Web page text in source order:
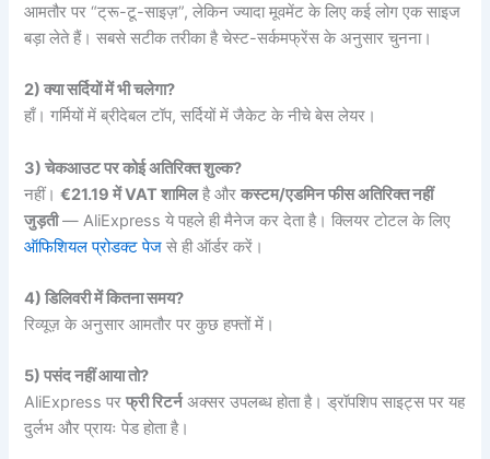
आमतौर पर “ट्रू-टू-साइज़”, लेकिन ज्यादा मूवमेंट के लिए कई लोग एक साइज
बड़ा लेते हैं। सबसे सटीक तरीका है चेस्ट-सर्कमफ्रेंस के अनुसार चुनना।
2) क्या सर्दियों में भी चलेगा?
हाँ। गर्मियों में ब्रीदेबल टॉप, सर्दियों में जैकेट के नीचे बेस लेयर।
3) चेकआउट पर कोई अतिरिक्त शुल्क?
नहीं।€21.19 में VAT शामिलहै औरकस्टम/एडमिन फीस अतिरिक्त नहीं
जुड़ती— AliExpress ये पहले ही मैनेज कर देता है। क्लियर टोटल के लिए
ऑफिशियल प्रोडक्ट पेज से ही ऑर्डर करें।
4) डिलिवरी में कितना समय?
रिव्यूज़ के अनुसार आमतौर पर कुछ हफ्तों में।
5) पसंद नहीं आया तो?
AliExpress परफ्री रिटर्नअक्सर उपलब्ध होता है। ड्रॉपशिप साइट्स पर यह
दुर्लभ और प्रायः पेड होता है।